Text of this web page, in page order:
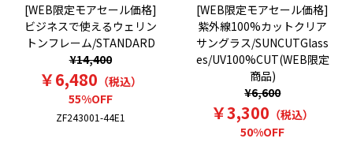
[WEB限定モアセール価格]
ビジネスで使えるウェリン
トンフレーム/STANDARD
¥14,400
￥6,480 （税込）
55%OFF
ZF243001-44E1
[WEB限定モアセール価格]
紫外線100%カットクリア
サングラス/SUNCUTGlass
es/UV100%CUT(WEB限定
商品)
¥6,600
￥3,300 （税込）
50%OFF